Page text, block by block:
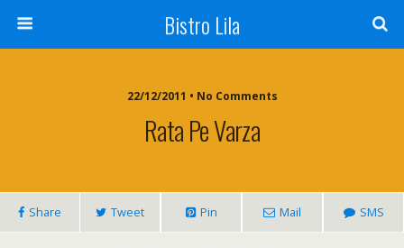
Bistro Lila
22/12/2011 • No Comments
Rata Pe Varza
Share Tweet Pin Mail SMS